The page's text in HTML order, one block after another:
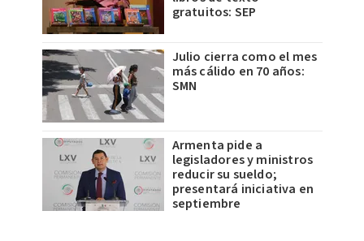
gratuitos: SEP
Julio cierra como el mes
más cálido en 70 años:
SMN
Armenta pide a
legisladores y ministros
reducir su sueldo;
presentará iniciativa en
septiembre